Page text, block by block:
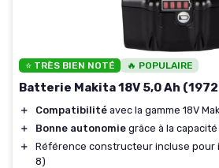
⭐ TRÈS BIEN NOTÉ 🔥 POPULAIRE
Batterie Makita 18V 5,0 Ah
＋ Compatibilité avec la gamme 18V
＋
Bonne autonomie grâce à la capacité
＋
Référence constructeur incluse pour
8)